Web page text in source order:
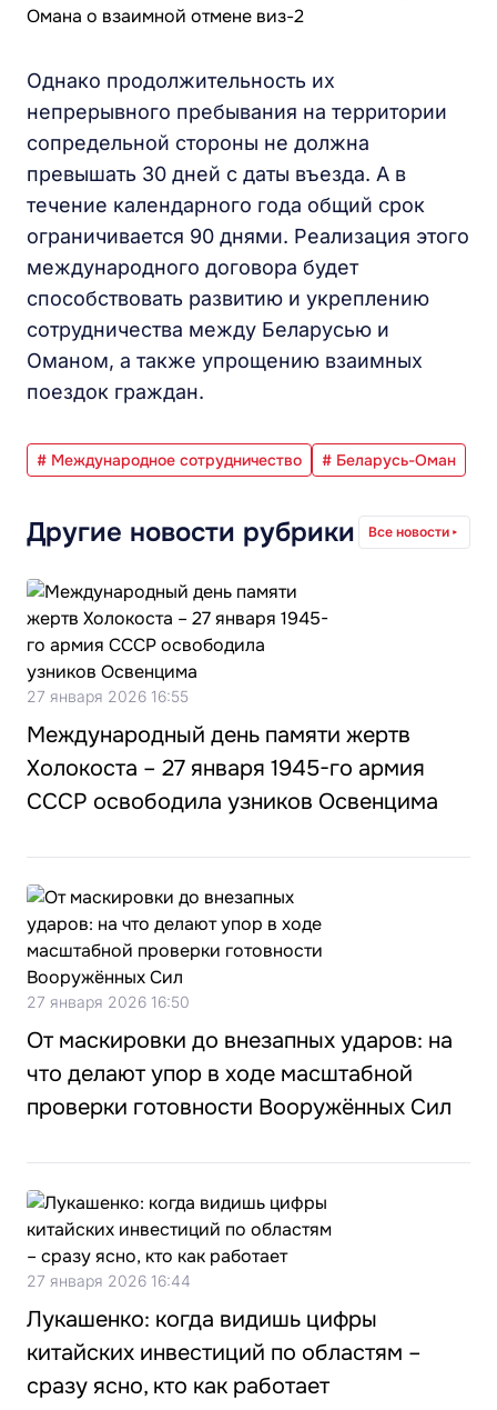
Однако продолжительность их
непрерывного пребывания на территории
сопредельной стороны не должна
превышать 30 дней с даты въезда. А в
течение календарного года общий срок
ограничивается 90 днями. Реализация этого
международного договора будет
способствовать развитию и укреплению
сотрудничества между Беларусью и
Оманом, а также упрощению взаимных
поездок граждан.
# Международное сотрудничество # Беларусь-Оман
Другие новости рубрики Все новости
27 января 2026 16:55
Международный день памяти жертв
Холокоста – 27 января 1945-го армия
СССР освободила узников Освенцима
27 января 2026 16:50
От маскировки до внезапных ударов: на
что делают упор в ходе масштабной
проверки готовности Вооружённых Сил
27 января 2026 16:44
Лукашенко: когда видишь цифры
китайских инвестиций по областям –
сразу ясно, кто как работает